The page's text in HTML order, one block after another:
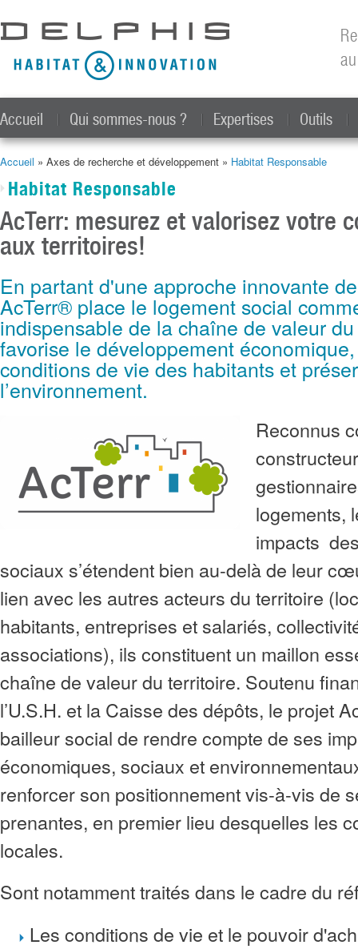
Accueil Qui sommes-nous ? Expertises Outils
Accueil » Axes de recherche et développement » Habitat Responsable
Habitat Responsable
AcTerr: mesurez et valorisez votre
aux territoires!
En partant d'une approche innovante
AcTerr® place le logement social
indispensable de la chaîne de valeur
favorise le développement
conditions de vie des habitants et
l’environnement.
Reconnus
logements,
impacts
sociaux s’étendent bien au-delà de leur
lien avec les autres acteurs du territoire
habitants, entreprises et salariés,
associations), ils constituent un maillon
chaîne de valeur du territoire. Soutenu
l’U.S.H. et la Caisse des dépôts, le projet
bailleur social de rendre compte de ses
économiques, sociaux et
renforcer son positionnement vis-à-vis de
prenantes, en premier lieu desquelles les
locales.
Sont notamment traités dans le cadre du
Les conditions de vie et le pouvoir